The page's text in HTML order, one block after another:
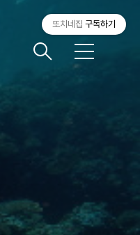
메
또치네집 구독하기